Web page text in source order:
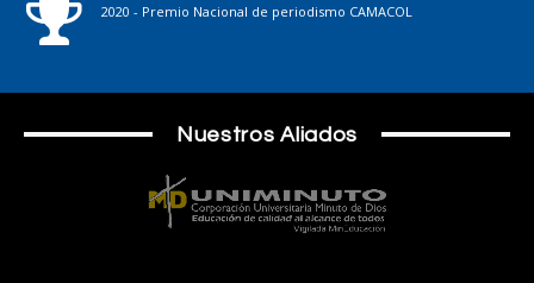
2020 - Premio Nacional de periodismo CAMACOL
Nuestros Aliados